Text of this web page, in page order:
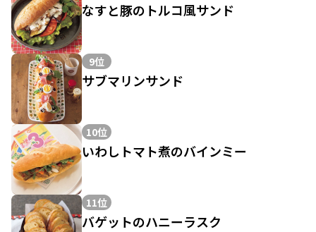
なすと豚のトルコ風サンド
9位
サブマリンサンド
10位
いわしトマト煮のバインミー
11位
バゲットのハニーラスク